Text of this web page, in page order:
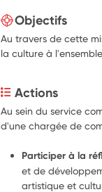
Objectifs
Au travers de cette
la culture à
Actions
Au sein du service
d'une chargée de
Participer à la
et de
artistique et